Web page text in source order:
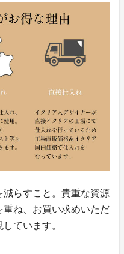
減らすこと。貴重な資源
ね、お買い求めいただ
ています。